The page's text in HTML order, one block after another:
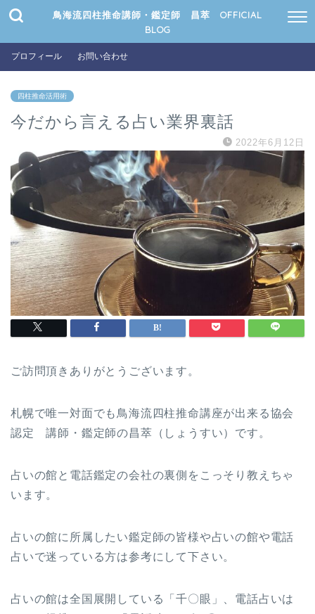
鳥海流四柱推命講師・鑑定師 昌萃 OFFICIAL
BLOG
プロフィール お問い合わせ
四柱推命活用術
今だから言える占い業界裏話
2022年6月12日
ご訪問頂きありがとうございます。
札幌で唯一対面でも鳥海流四柱推命講座が出来る協会
認定 講師・鑑定師の昌萃（しょうすい）です。
占いの館と電話鑑定の会社の裏側をこっそり教えちゃ
います。
占いの館に所属したい鑑定師の皆様や占いの館や電話
占いで迷っている方は参考にして下さい。
占いの館は全国展開している「千〇眼」、電話占いは